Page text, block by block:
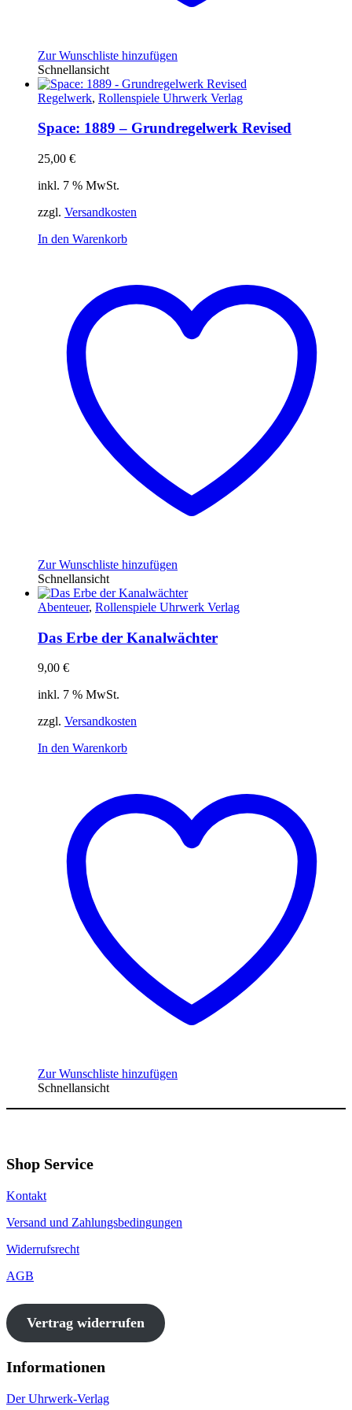
Zur Wunschliste hinzufügen
Schnellansicht
Regelwerk, Rollenspiele Uhrwerk Verlag
Space: 1889 – Grundregelwerk Revised
25,00 €
inkl. 7 % MwSt.
zzgl. Versandkosten
In den Warenkorb
Zur Wunschliste hinzufügen
Schnellansicht
Abenteuer, Rollenspiele Uhrwerk Verlag
Das Erbe der Kanalwächter
9,00 €
inkl. 7 % MwSt.
zzgl. Versandkosten
In den Warenkorb
Zur Wunschliste hinzufügen
Schnellansicht
Shop Service
Kontakt
Versand und Zahlungsbedingungen
Widerrufsrecht
AGB
Vertrag widerrufen
Informationen
Der Uhrwerk-Verlag